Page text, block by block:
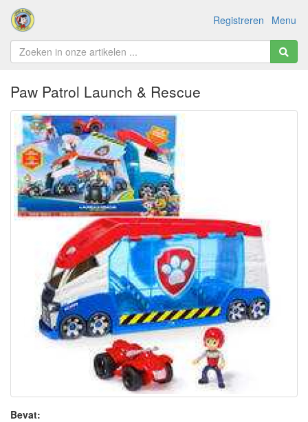
Menu
Registreren
Paw Patrol Launch & Rescue
Bevat: